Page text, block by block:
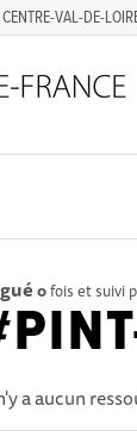
CENTRE-VAL-DE-
0fois et suivi
a aucun